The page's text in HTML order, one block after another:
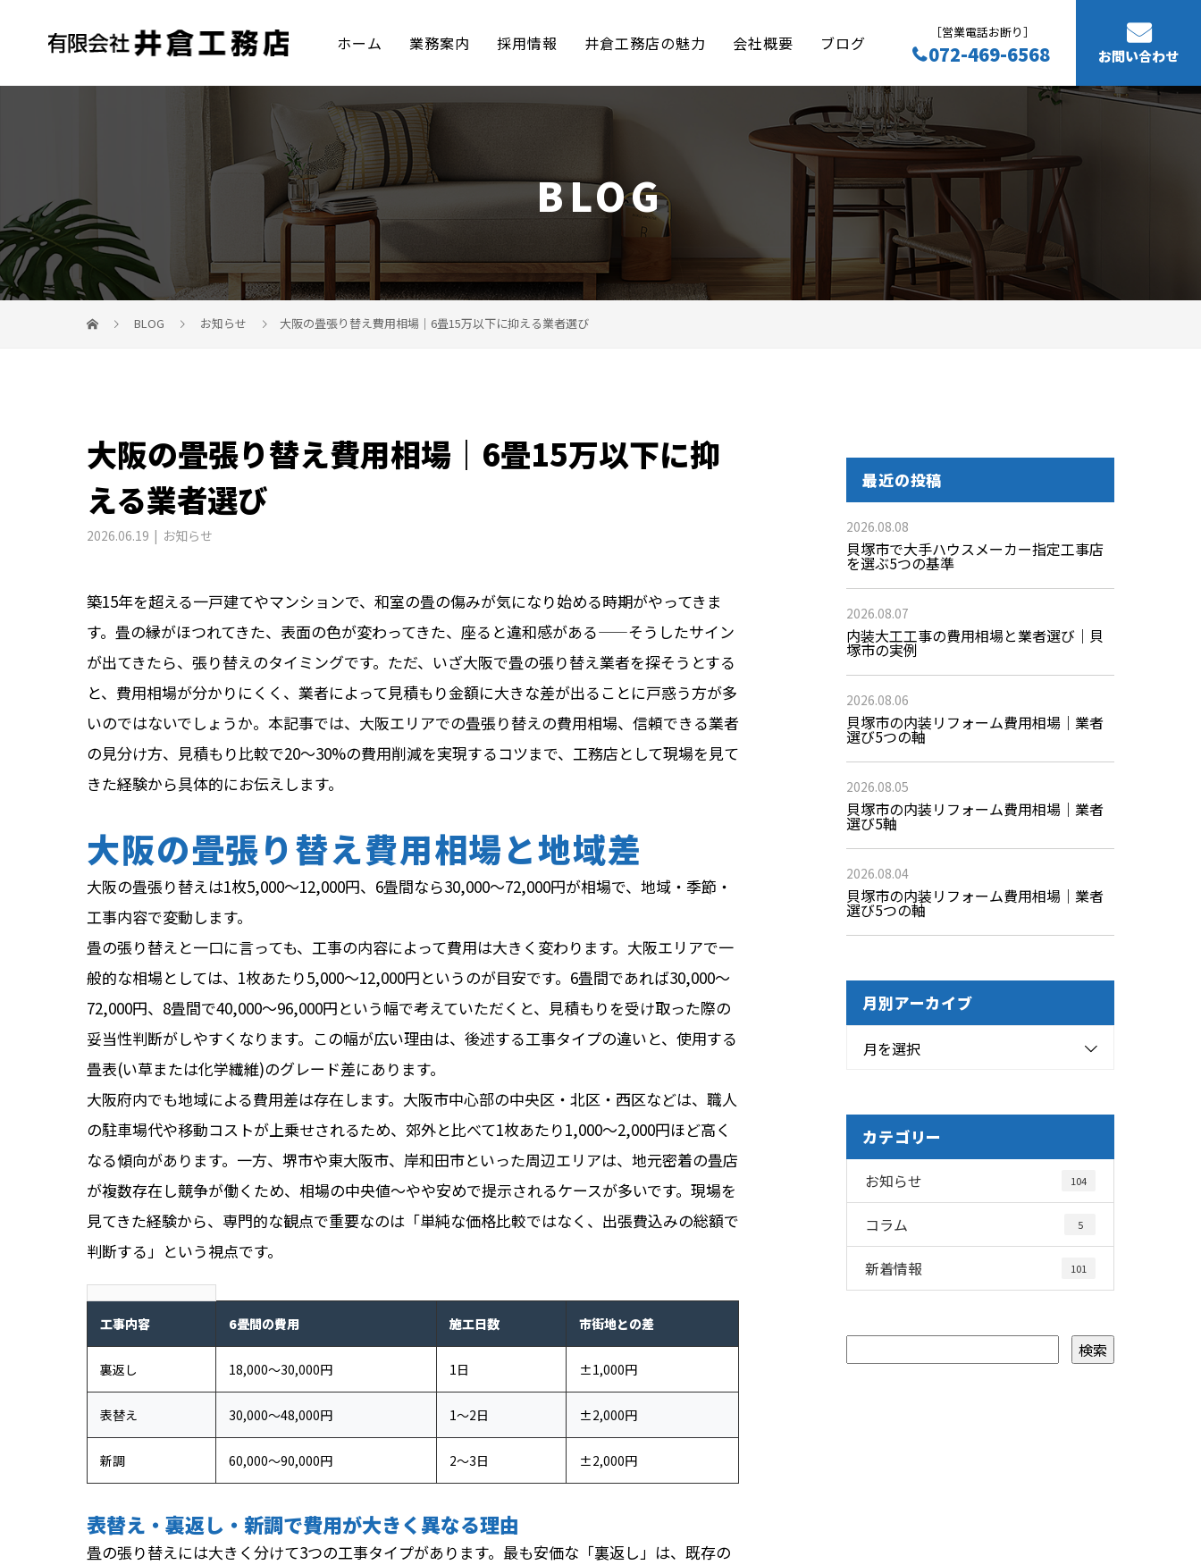
ホーム 業務案内 採用情報 井倉工務店の魅力 会社概要 ブログ ［営業電話お断り］
072-469-6568 お問い合わせ
BLOG
BLOG お知らせ 大阪の畳張り替え費用相場｜6畳15万以下に抑える業者選び
大阪の畳張り替え費用相場｜6畳15万以下に抑
える業者選び
2026.06.19 お知らせ
築15年を超える一戸建てやマンションで、和室の畳の傷みが気になり始める時期がやってきま
す。畳の縁がほつれてきた、表面の色が変わってきた、座ると違和感がある——そうしたサイン
が出てきたら、張り替えのタイミングです。ただ、いざ大阪で畳の張り替え業者を探そうとする
と、費用相場が分かりにくく、業者によって見積もり金額に大きな差が出ることに戸惑う方が多
いのではないでしょうか。本記事では、大阪エリアでの畳張り替えの費用相場、信頼できる業者
の見分け方、見積もり比較で20〜30%の費用削減を実現するコツまで、工務店として現場を見て
きた経験から具体的にお伝えします。
大阪の畳張り替え費用相場と地域差
大阪の畳張り替えは1枚5,000〜12,000円、6畳間なら30,000〜72,000円が相場で、地域・季節・
工事内容で変動します。
畳の張り替えと一口に言っても、工事の内容によって費用は大きく変わります。大阪エリアで一
般的な相場としては、1枚あたり5,000〜12,000円というのが目安です。6畳間であれば30,000〜
72,000円、8畳間で40,000〜96,000円という幅で考えていただくと、見積もりを受け取った際の
妥当性判断がしやすくなります。この幅が広い理由は、後述する工事タイプの違いと、使用する
畳表(い草または化学繊維)のグレード差にあります。
大阪府内でも地域による費用差は存在します。大阪市中心部の中央区・北区・西区などは、職人
の駐車場代や移動コストが上乗せされるため、郊外と比べて1枚あたり1,000〜2,000円ほど高く
なる傾向があります。一方、堺市や東大阪市、岸和田市といった周辺エリアは、地元密着の畳店
が複数存在し競争が働くため、相場の中央値〜やや安めで提示されるケースが多いです。現場を
見てきた経験から、専門的な観点で重要なのは「単純な価格比較ではなく、出張費込みの総額で
判断する」という視点です。
工事内容 6畳間の費用 施工日数 市街地との差
裏返し 18,000〜30,000円 1日 ±1,000円
表替え 30,000〜48,000円 1〜2日 ±2,000円
新調 60,000〜90,000円 2〜3日 ±2,000円
表替え・裏返し・新調で費用が大きく異なる理由
畳の張り替えには大きく分けて3つの工事タイプがあります。最も安価な「裏返し」は、既存の
最近の投稿
2026.08.08
貝塚市で大手ハウスメーカー指定工事店
を選ぶ5つの基準
2026.08.07
内装大工工事の費用相場と業者選び｜貝
塚市の実例
2026.08.06
貝塚市の内装リフォーム費用相場｜業者
選び5つの軸
2026.08.05
貝塚市の内装リフォーム費用相場｜業者
選び5軸
2026.08.04
貝塚市の内装リフォーム費用相場｜業者
選び5つの軸
月別アーカイブ
月を選択
カテゴリー
お知らせ 104
コラム 5
新着情報 101